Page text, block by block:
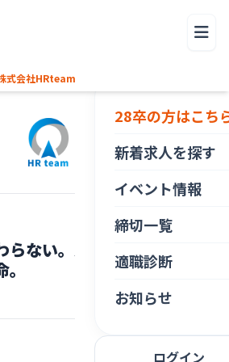
式会社HRteam
28卒の方はこち
新着求人を探す
イベント情報
締切一覧
適職診断
お知らせ
ログイン
ない。人生を変える選択